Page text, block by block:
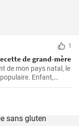
1
de grand-mère
de mon pays natal, le
Enfant,
préparer ce
de porc est cuite
du sang. Un goût